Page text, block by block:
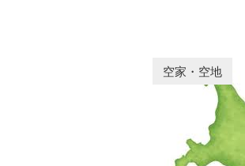
空家・空地